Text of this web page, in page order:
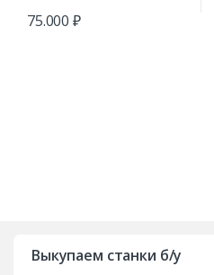
75.000₽
Выкупаем станки б/у